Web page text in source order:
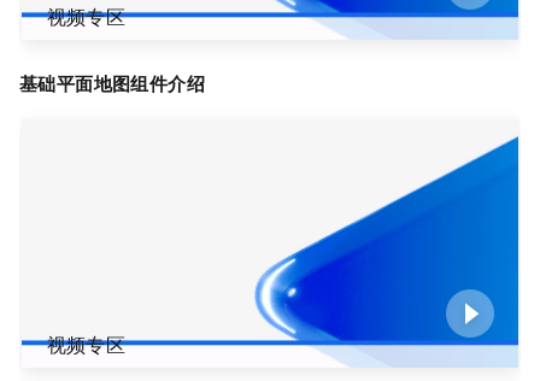
视频专区
基础平面地图组件介绍
视频专区